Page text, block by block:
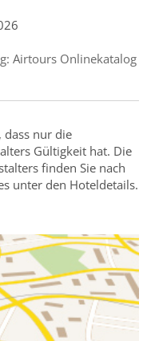
Airtours Onlinekatalog
dass nur die
Gültigkeit hat. Die
finden Sie nach
unter den Hoteldetails.